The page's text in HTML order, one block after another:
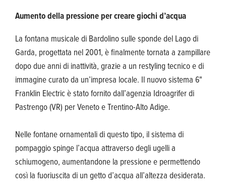
Aumento della pressione per creare giochi d’acqua
La fontana musicale di Bardolino sulle sponde del Lago di
Garda, progettata nel 2001, è finalmente tornata a zampillare
dopo due anni di inattività, grazie a un restyling tecnico e di
immagine curato da un’impresa locale. Il nuovo sistema 6"
Franklin Electric è stato fornito dall’agenzia Idroagrifer di
Pastrengo (VR) per Veneto e Trentino-Alto Adige.
Nelle fontane ornamentali di questo tipo, il sistema di
pompaggio spinge l’acqua attraverso degli ugelli a
schiumogeno, aumentandone la pressione e permettendo
così la fuoriuscita di un getto d’acqua all’altezza desiderata.